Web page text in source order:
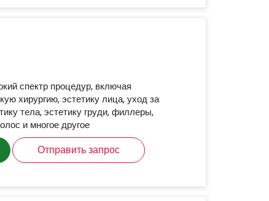
спектр процедур, включая
хирургию, эстетику лица, уход за
тела, эстетику груди, филлеры,
и многое другое
Отправить запрос